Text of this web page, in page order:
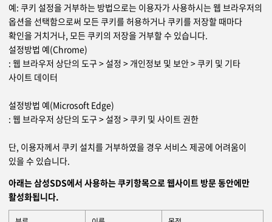
예: 쿠키 설정을 거부하는 방법으로는 이용자가 사용하시는 웹 브라우저의
옵션을 선택함으로써 모든 쿠키를 허용하거나 쿠키를 저장할 때마다
확인을 거치거나, 모든 쿠키의 저장을 거부할 수 있습니다.
설정방법 예(Chrome)
: 웹 브라우저 상단의 도구 > 설정 > 개인정보 및 보안 > 쿠키 및 기타
사이트 데이터
설정방법 예(Microsoft Edge)
: 웹 브라우저 상단의 도구 > 설정 > 쿠키 및 사이트 권한
단, 이용자께서 쿠키 설치를 거부하였을 경우 서비스 제공에 어려움이
있을 수 있습니다.
아래는 삼성SDS에서 사용하는 쿠키항목으로 웹사이트 방문 동안에만
활성화됩니다.